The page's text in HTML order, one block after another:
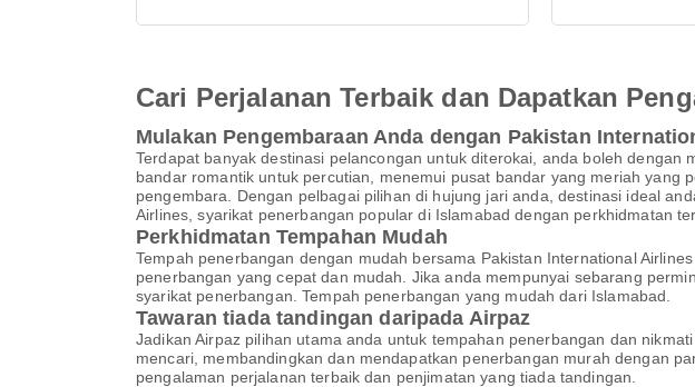
Cari Perjalanan Terbaik dan Dapatkan
Mulakan Pengembaraan Anda dengan Pakistan
Terdapat banyak destinasi pelancongan untuk diterokai, anda boleh
bandar romantik untuk percutian, menemui pusat bandar yang meriah
pengembara. Dengan pelbagai pilihan di hujung jari anda, destinasi ideal
Airlines, syarikat penerbangan popular di Islamabad dengan perkhidmatan
Perkhidmatan Tempahan Mudah
Tempah penerbangan dengan mudah bersama Pakistan International
penerbangan yang cepat dan mudah. Jika anda mempunyai sebarang
syarikat penerbangan. Tempah penerbangan yang mudah dari Islamabad.
Tawaran tiada tandingan daripada Airpaz
Jadikan Airpaz pilihan utama anda untuk tempahan penerbangan dan
mencari, membandingkan dan mendapatkan penerbangan murah dengan
pengalaman perjalanan terbaik dan penjimatan yang tiada tandingan.